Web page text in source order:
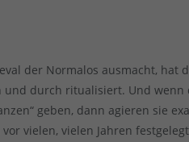
der Normalos ausmacht, hat
durch ritualisiert. Und wenn
geben, dann agieren sie
vor vielen, vielen Jahren